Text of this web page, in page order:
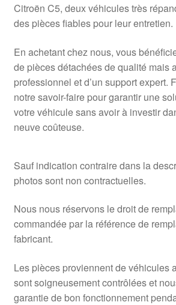
Citroën C5, deux véhicules très
des pièces fiables pour leur entretien.
En achetant chez nous, vous
de pièces détachées de qualité mais
professionnel et d’un support expert.
notre savoir-faire pour garantir une
votre véhicule sans avoir à investir
neuve coûteuse.
Sauf indication contraire dans la
photos sont non contractuelles.
Nous nous réservons le droit de
commandée par la référence de
fabricant.
Les pièces proviennent de véhicules
sont soigneusement contrôlées et
garantie de bon fonctionnement